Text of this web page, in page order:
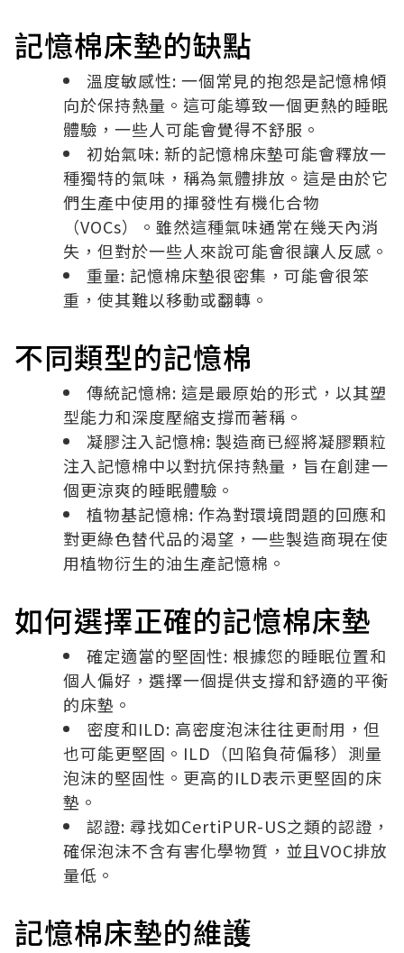
記憶棉床墊的缺點
溫度敏感性: 一個常見的抱怨是記憶棉傾
向於保持熱量。這可能導致一個更熱的睡眠
體驗，一些人可能會覺得不舒服。
初始氣味: 新的記憶棉床墊可能會釋放一
種獨特的氣味，稱為氣體排放。這是由於它
們生產中使用的揮發性有機化合物
（VOCs）。雖然這種氣味通常在幾天內消
失，但對於一些人來說可能會很讓人反感。
重量: 記憶棉床墊很密集，可能會很笨
重，使其難以移動或翻轉。
不同類型的記憶棉
傳統記憶棉: 這是最原始的形式，以其塑
型能力和深度壓縮支撐而著稱。
凝膠注入記憶棉: 製造商已經將凝膠顆粒
注入記憶棉中以對抗保持熱量，旨在創建一
個更涼爽的睡眠體驗。
植物基記憶棉: 作為對環境問題的回應和
對更綠色替代品的渴望，一些製造商現在使
用植物衍生的油生產記憶棉。
如何選擇正確的記憶棉床墊
確定適當的堅固性: 根據您的睡眠位置和
個人偏好，選擇一個提供支撐和舒適的平衡
的床墊。
密度和ILD: 高密度泡沫往往更耐用，但
也可能更堅固。ILD（凹陷負荷偏移）測量
泡沫的堅固性。更高的ILD表示更堅固的床
墊。
認證: 尋找如CertiPUR-US之類的認證，
確保泡沫不含有害化學物質，並且VOC排放
量低。
記憶棉床墊的維護